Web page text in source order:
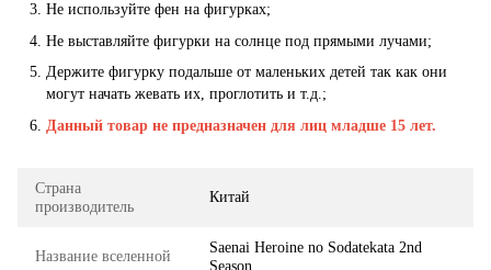
Не используйте фен на фигурках;
Не выставляйте фигурки на солнце под прямыми лучами;
Держите фигурку подальше от маленьких детей так как они
могут начать жевать их, проглотить и т.д.;
Данный товар не предназначен для лиц младше 15 лет.
Страна
производитель
Китай
Название вселенной
Saenai Heroine no Sodatekata 2nd
Season